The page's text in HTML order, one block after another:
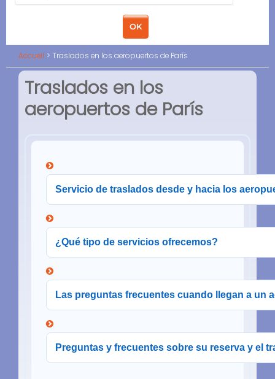
Accueil Traslados en los aeropuertos de París
Traslados en los
aeropuertos de París
Servicio de traslados desde y hacia los
¿Qué tipo de servicios ofrecemos?
Las preguntas frecuentes cuando llegan a un
Preguntas y frecuentes sobre su reserva y el